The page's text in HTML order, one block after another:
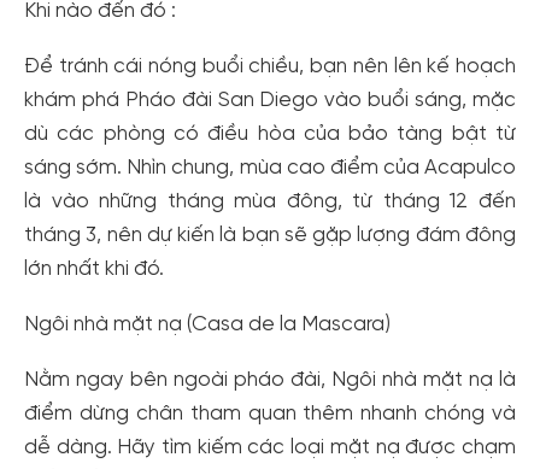
Khi nào đến đó :
Để tránh cái nóng buổi chiều, bạn nên lên kế hoạch
khám phá Pháo đài San Diego vào buổi sáng, mặc
dù các phòng có điều hòa của bảo tàng bật từ
sáng sớm. Nhìn chung, mùa cao điểm của Acapulco
là vào những tháng mùa đông, từ tháng 12 đến
tháng 3, nên dự kiến là bạn sẽ gặp lượng đám đông
lớn nhất khi đó.
Ngôi nhà mặt nạ (Casa de la Mascara)
Nằm ngay bên ngoài pháo đài, Ngôi nhà mặt nạ là
điểm dừng chân tham quan thêm nhanh chóng và
dễ dàng. Hãy tìm kiếm các loại mặt nạ được chạm